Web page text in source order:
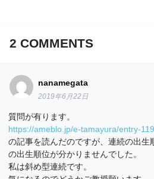
2 COMMENTS
nanamegata
2019年6月22日
質問が有ります。
https://ameblo.jp/e-tamayura/entry-
の記事を読んだのですが、連続の出生
の出生順位が分かりませんでした。
私は斜め型連続です。